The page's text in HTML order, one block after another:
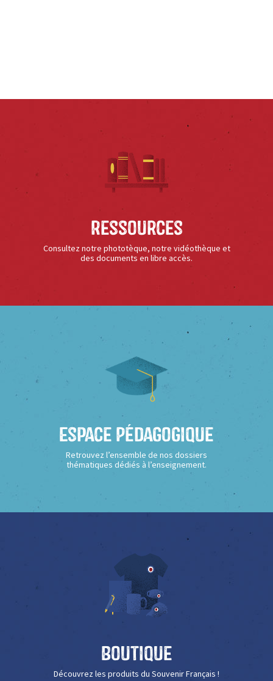
Ressources
Consultez notre phototèque, notre vidéothèque et
des documents en libre accès.
Espace Pédagogique
Retrouvez l’ensemble de nos dossiers
thématiques dédiés à l’enseignement.
Boutique
Découvrez les produits du Souvenir Français !